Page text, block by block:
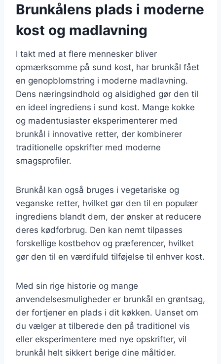
Brunkålens plads i moderne
kost og madlavning
I takt med at flere mennesker bliver
opmærksomme på sund kost, har brunkål fået
en genopblomstring i moderne madlavning.
Dens næringsindhold og alsidighed gør den til
en ideel ingrediens i sund kost. Mange kokke
og madentusiaster eksperimenterer med
brunkål i innovative retter, der kombinerer
traditionelle opskrifter med moderne
smagsprofiler.
Brunkål kan også bruges i vegetariske og
veganske retter, hvilket gør den til en populær
ingrediens blandt dem, der ønsker at reducere
deres kødforbrug. Den kan nemt tilpasses
forskellige kostbehov og præferencer, hvilket
gør den til en værdifuld tilføjelse til enhver kost.
Med sin rige historie og mange
anvendelsesmuligheder er brunkål en grøntsag,
der fortjener en plads i dit køkken. Uanset om
du vælger at tilberede den på traditionel vis
eller eksperimentere med nye opskrifter, vil
brunkål helt sikkert berige dine måltider.